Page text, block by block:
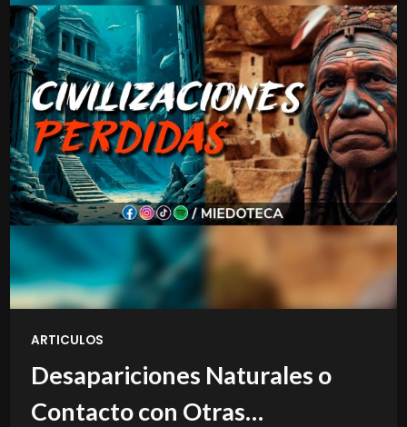
ARTICULOS
Desapariciones Naturales o
Contacto con Otras